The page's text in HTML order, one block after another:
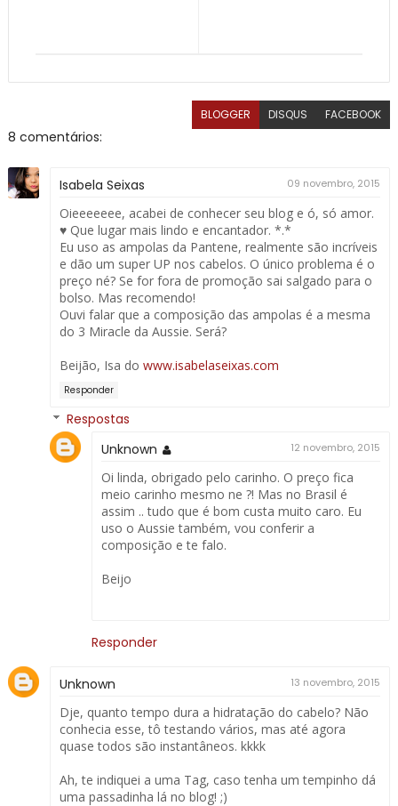
BLOGGER DISQUS FACEBOOK
8 comentários:
Isabela Seixas 09 novembro, 2015
Oieeeeeee, acabei de conhecer seu blog e ó, só amor.
♥ Que lugar mais lindo e encantador. *.*
Eu uso as ampolas da Pantene, realmente são incríveis
e dão um super UP nos cabelos. O único problema é o
preço né? Se for fora de promoção sai salgado para o
bolso. Mas recomendo!
Ouvi falar que a composição das ampolas é a mesma
do 3 Miracle da Aussie. Será?
Beijão, Isa do www.isabelaseixas.com
Responder
Respostas
Unknown
12 novembro, 2015
Oi linda, obrigado pelo carinho. O preço fica
meio carinho mesmo ne ?! Mas no Brasil é
assim .. tudo que é bom custa muito caro. Eu
uso o Aussie também, vou conferir a
composição e te falo.
Beijo
Responder
Unknown 13 novembro, 2015
Dje, quanto tempo dura a hidratação do cabelo? Não
conhecia esse, tô testando vários, mas até agora
quase todos são instantâneos. kkkk
Ah, te indiquei a uma Tag, caso tenha um tempinho dá
uma passadinha lá no blog! ;)